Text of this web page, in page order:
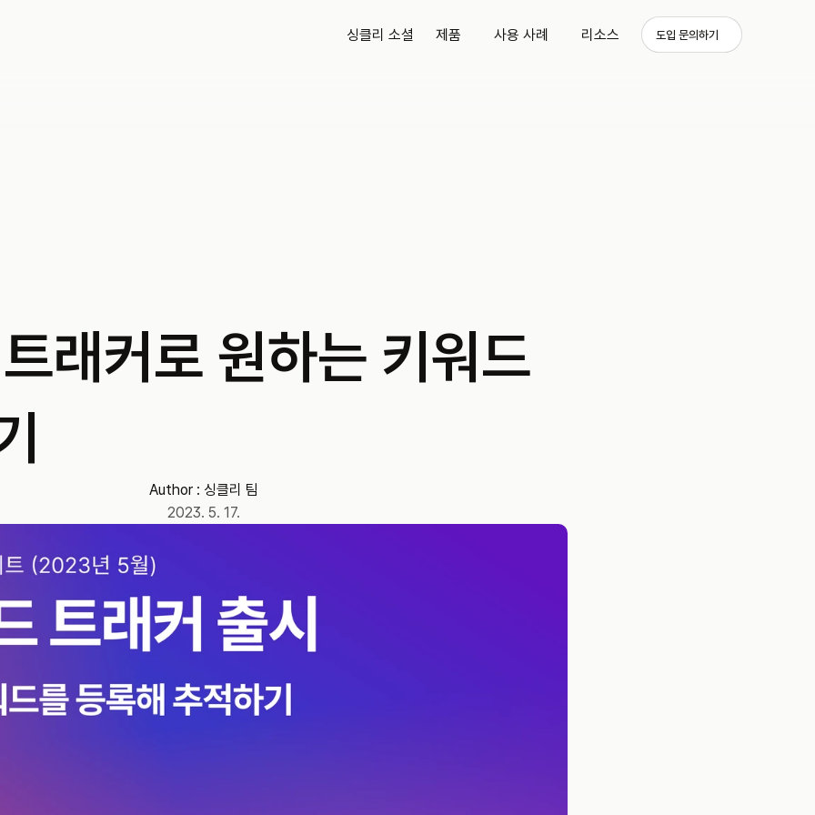
싱클리 소셜 제품 사용 사례 리소스 도입 문의하기
래커로 원하는 키워드
Author : 싱클리 팀
2023. 5. 17.